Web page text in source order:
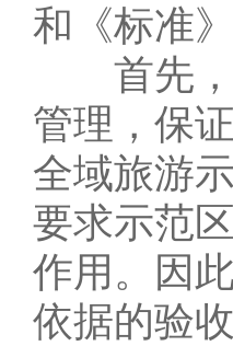
和《标准
首先，
管理，保
全域旅游
要求示范
作用。因
依据的验